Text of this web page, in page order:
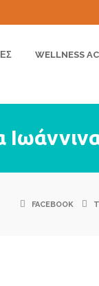
WELLNESS
FACEBOOK